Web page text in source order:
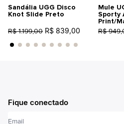
Sandália UGG Disco
Knot Slide Preto
R$ 1.199,00 R$ 839,00
Mule
Sporty
Print/
R$
Fique conectado